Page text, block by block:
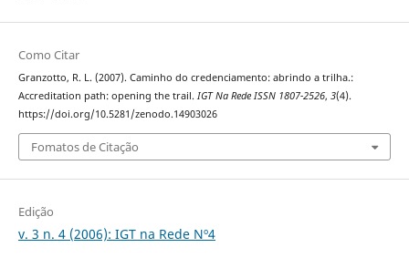
Como Citar
Granzotto, R. L. (2007). Caminho do credenciamento: abrindo a trilha.:
Accreditation path: opening the trail. IGT Na Rede ISSN 1807-2526, 3(4).
https://doi.org/10.5281/zenodo.14903026
Fomatos de Citação
Edição
v. 3 n. 4 (2006): IGT na Rede Nº4